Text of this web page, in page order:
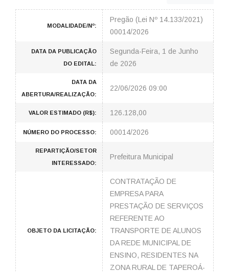
MODALIDADE/Nº:
Pregão (Lei Nº 14.133/2021)
00014/2026
DATA DA PUBLICAÇÃO
DO EDITAL:
Segunda-Feira, 1 de Junho
de 2026
DATA DA
ABERTURA/REALIZAÇÃO:
22/06/2026 09:00
VALOR ESTIMADO (R$): 126.128,00
NÚMERO DO PROCESSO: 00014/2026
REPARTIÇÃO/SETOR
INTERESSADO:
Prefeitura Municipal
OBJETO DA LICITAÇÃO:
CONTRATAÇÃO DE
EMPRESA PARA
PRESTAÇÃO DE SERVIÇOS
REFERENTE AO
TRANSPORTE DE ALUNOS
DA REDE MUNICIPAL DE
ENSINO, RESIDENTES NA
ZONA RURAL DE TAPEROÁ-